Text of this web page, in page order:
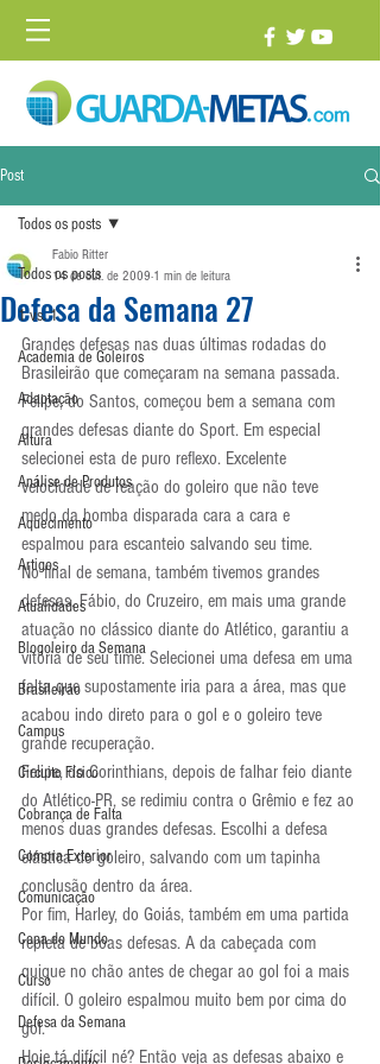
Post
Todos os posts
1 vs. 1
Academia de Goleiros
Adaptação
Altura
Análise de Produtos
Aquecimento
Artigos
Atualidades
Blogoleiro da Semana
Brasileirão
Campus
Circuito Físico
Cobrança de Falta
Compra Exterior
Comunicação
Copa do Mundo
Curso
Defesa da Semana
Todos os posts
Defesa da Semana 27
Fabio Ritter
14 de out. de 2009 1 min de leitura
Grandes defesas nas duas últimas rodadas do
Brasileirão que começaram na semana passada.
Felipe, do Santos, começou bem a semana com
grandes defesas diante do Sport. Em especial
selecionei esta de puro reflexo. Excelente
velocidade de reação do goleiro que não teve
medo da bomba disparada cara a cara e
espalmou para escanteio salvando seu time.
No final de semana, também tivemos grandes
defesas. Fábio, do Cruzeiro, em mais uma grande
atuação no clássico diante do Atlético, garantiu a
vitória de seu time. Selecionei uma defesa em uma
falta que supostamente iria para a área, mas que
acabou indo direto para o gol e o goleiro teve
grande recuperação.
Felipe, do Corinthians, depois de falhar feio diante
do Atlético-PR, se redimiu contra o Grêmio e fez ao
menos duas grandes defesas. Escolhi a defesa
elástica do goleiro, salvando com um tapinha
conclusão dentro da área.
Por fim, Harley, do Goiás, também em uma partida
repleta de boas defesas. A da cabeçada com
quique no chão antes de chegar ao gol foi a mais
difícil. O goleiro espalmou muito bem por cima do
gol.
Hoje tá difícil né? Então veja as defesas abaixo e